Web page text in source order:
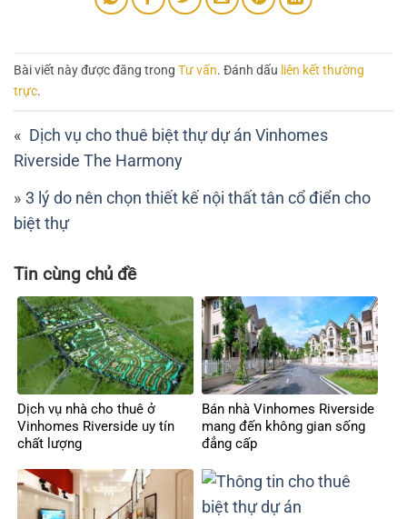
Bài viết này được đăng trong Tư vấn. Đánh dấu liên kết thường
trực.
Dịch vụ cho thuê biệt thự dự án Vinhomes
Riverside The Harmony
3 lý do nên chọn thiết kế nội thất tân cổ điển cho
biệt thự
Tin cùng chủ đề
Dịch vụ nhà cho thuê ở
Vinhomes Riverside uy tín
chất lượng
Bán nhà Vinhomes Riverside
mang đến không gian sống
đẳng cấp